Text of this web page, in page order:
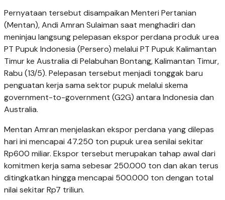
Pernyataan tersebut disampaikan Menteri Pertanian
(Mentan), Andi Amran Sulaiman saat menghadiri dan
meninjau langsung pelepasan ekspor perdana produk urea
PT Pupuk Indonesia (Persero) melalui PT Pupuk Kalimantan
Timur ke Australia di Pelabuhan Bontang, Kalimantan Timur,
Rabu (13/5). Pelepasan tersebut menjadi tonggak baru
penguatan kerja sama sektor pupuk melalui skema
government-to-government (G2G) antara Indonesia dan
Australia.
Mentan Amran menjelaskan ekspor perdana yang dilepas
hari ini mencapai 47.250 ton pupuk urea senilai sekitar
Rp600 miliar. Ekspor tersebut merupakan tahap awal dari
komitmen kerja sama sebesar 250.000 ton dan akan terus
ditingkatkan hingga mencapai 500.000 ton dengan total
nilai sekitar Rp7 triliun.